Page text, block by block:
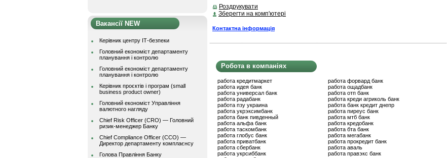
Вакансії NEW
Керівник центру ІТ-безпеки
Головний економіст департаменту
планування і контролю
Головний економіст департаменту
планування і контролю
Керівник проєктів і програм (small
business product owner)
Головний економіст Управління
валютного нагляду
Chief Risk Officer (CRO) — Головний
ризик-менеджер Банку
Chief Compliance Officer (CCO) —
Директор департаменту комплаєнсу
Голова Правління Банку
Роздрукувати
Зберегти на комп'ютері
Контактна інформація
Робота в компаніях
работа кредитмаркет
работа идея банк
работа универсал банк
работа радабанк
работа пзу украина
работа укрэксимбанк
работа банк пивденный
работа альфа банк
работа таскомбанк
работа глобус банк
работа приватбанк
работа сбербанк
работа укрсиббанк
работа форвард банк
работа ощадбанк
работа отп банк
работа креди агриколь банк
работа банк кредит днепр
работа пиреус банк
работа мтб банк
работа кредобанк
работа бта банк
работа мегабанк
работа прокредит банк
работа аваль
работа правэкс банк